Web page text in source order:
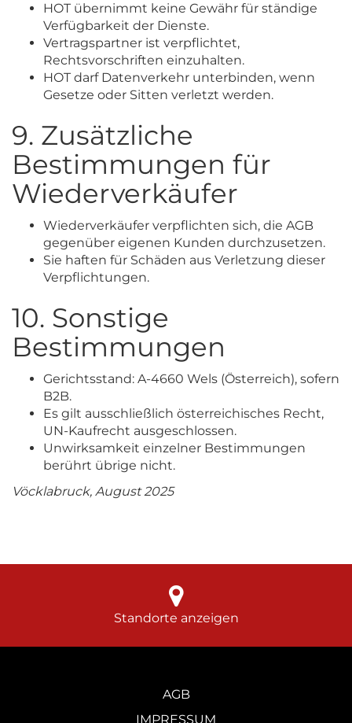
HOT übernimmt keine Gewähr für ständige
Verfügbarkeit der Dienste.
Vertragspartner ist verpflichtet,
Rechtsvorschriften einzuhalten.
HOT darf Datenverkehr unterbinden, wenn
Gesetze oder Sitten verletzt werden.
9. Zusätzliche
Bestimmungen für
Wiederverkäufer
Wiederverkäufer verpflichten sich, die AGB
gegenüber eigenen Kunden durchzusetzen.
Sie haften für Schäden aus Verletzung dieser
Verpflichtungen.
10. Sonstige
Bestimmungen
Gerichtsstand: A-4660 Wels (Österreich), sofern
B2B.
Es gilt ausschließlich österreichisches Recht,
UN-Kaufrecht ausgeschlossen.
Unwirksamkeit einzelner Bestimmungen
berührt übrige nicht.
Vöcklabruck, August 2025
Standorte anzeigen
AGB
IMPRESSUM